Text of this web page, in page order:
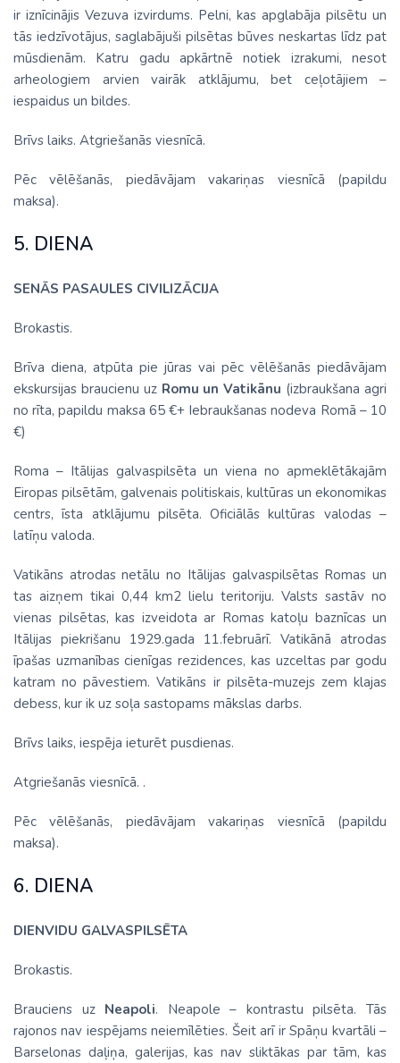
ir iznīcinājis Vezuva izvirdums. Pelni, kas apglabāja pilsētu un
tās iedzīvotājus, saglabājuši pilsētas būves neskartas līdz pat
mūsdienām. Katru gadu apkārtnē notiek izrakumi, nesot
arheologiem arvien vairāk atklājumu, bet ceļotājiem –
iespaidus un bildes.
Brīvs laiks. Atgriešanās viesnīcā.
Pēc vēlēšanās, piedāvājam vakariņas viesnīcā (papildu
maksa).
5. DIENA
SENĀS PASAULES CIVILIZĀCIJA
Brokastis.
Brīva diena, atpūta pie jūras vai pēc vēlēšanās piedāvājam
ekskursijas braucienu uz Romu un Vatikānu (izbraukšana agri
no rīta, papildu maksa 65 €+ Iebraukšanas nodeva Romā – 10
€)
Roma – Itālijas galvaspilsēta un viena no apmeklētākajām
Eiropas pilsētām, galvenais politiskais, kultūras un ekonomikas
centrs, īsta atklājumu pilsēta. Oficiālās kultūras valodas –
latīņu valoda.
Vatikāns atrodas netālu no Itālijas galvaspilsētas Romas un
tas aizņem tikai 0,44 km2 lielu teritoriju. Valsts sastāv no
vienas pilsētas, kas izveidota ar Romas katoļu baznīcas un
Itālijas piekrišanu 1929.gada 11.februārī. Vatikānā atrodas
īpašas uzmanības cienīgas rezidences, kas uzceltas par godu
katram no pāvestiem. Vatikāns ir pilsēta-muzejs zem klajas
debess, kur ik uz soļa sastopams mākslas darbs.
Brīvs laiks, iespēja ieturēt pusdienas.
Atgriešanās viesnīcā. .
Pēc vēlēšanās, piedāvājam vakariņas viesnīcā (papildu
maksa).
6. DIENA
DIENVIDU GALVASPILSĒTA
Brokastis.
Brauciens uzNeapoli. Neapole – kontrastu pilsēta. Tās
rajonos nav iespējams neiemīlēties. Šeit arī ir Spāņu kvartāli –
Barselonas daļiņa, galerijas, kas nav sliktākas par tām, kas